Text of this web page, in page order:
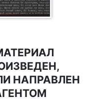
НАПРАВЛЕН